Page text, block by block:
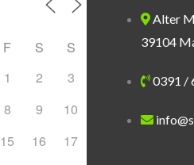
F S
S
1 2
3
8 9
10
15 16
17
Alter
39104
0391 /